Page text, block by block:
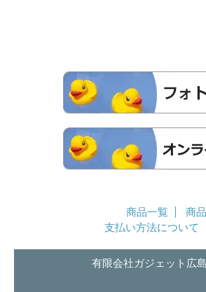
商品一覧 商
支払い方法について
有限会社ガジェット